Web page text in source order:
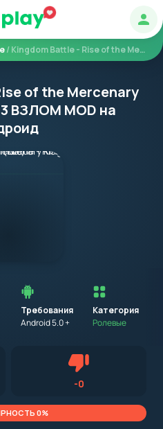
/ Kingdom Battle - Rise of the Mercenary King (Idle)
of the Mercenary
ВЗЛОМ MOD на
Требования
Android 5.0 +
установкой
приложения
на
устройство
с
указываем
минимальные
Категория
Ролевые
версию Android
необходимую версию для
-0Не нравится
0%